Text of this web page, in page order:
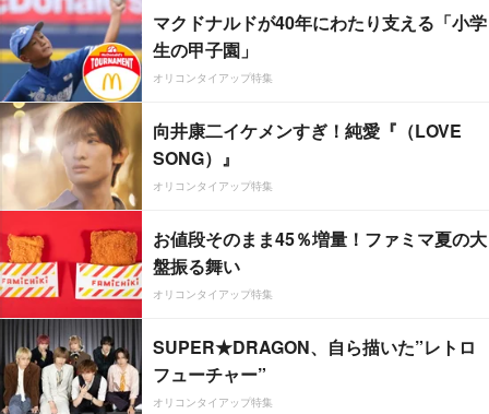
マクドナルドが40年にわたり支える「小学
生の甲子園」
オリコンタイアップ特集
向井康二イケメンすぎ！純愛『（LOVE
SONG）』
オリコンタイアップ特集
お値段そのまま45％増量！ファミマ夏の大
盤振る舞い
オリコンタイアップ特集
SUPER★DRAGON、自ら描いた”レトロ
フューチャー”
オリコンタイアップ特集